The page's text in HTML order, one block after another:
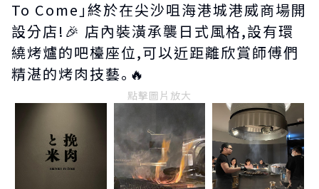
To Come｣終於在尖沙咀海港城港威商場開
設分店!🎉 店內裝潢承襲日式風格,設有環
繞烤爐的吧檯座位,可以近距離欣賞師傅們
精湛的烤肉技藝｡🔥
點擊圖片放大